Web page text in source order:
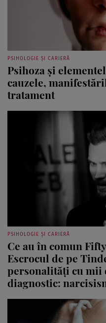
PSIHOLOGIE ȘI CARIERĂ
Psihoza și
cauzele,
tratament
PSIHOLOGIE ȘI CARIERĂ
Ce au în comun
Escrocul de pe
personalități cu mii
diagnostic: